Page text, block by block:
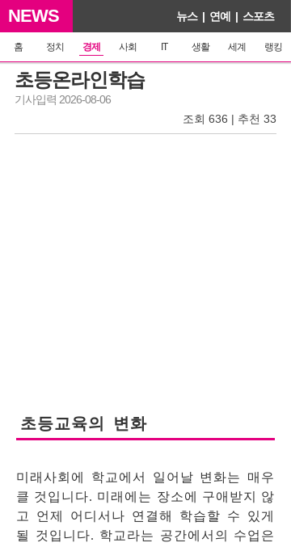
NEWS 뉴스 | 연예 | 스포츠
홈 정치 경제 사회 IT 생활 세계 랭킹
초등온라인학습
기사입력 2026-08-06
조회 636 | 추천 33
초등교육의 변화
미래사회에 학교에서 일어날 변화는 매우
클 것입니다. 미래에는 장소에 구애받지 않
고 언제 어디서나 연결해 학습할 수 있게
될 것입니다. 학교라는 공간에서의 수업은